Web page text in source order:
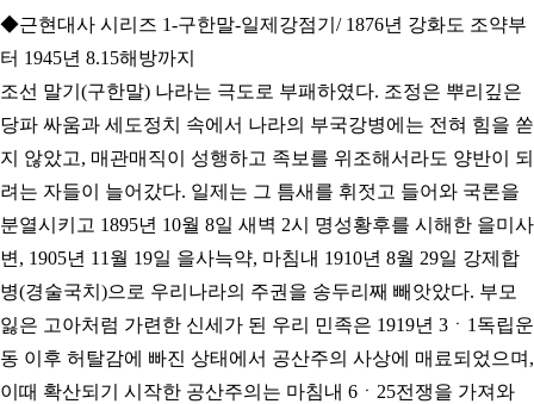
◆근현대사 시리즈 1-구한말-일제강점기/ 1876년 강화도 조약부
터 1945년 8.15해방까지
조선 말기(구한말) 나라는 극도로 부패하였다. 조정은 뿌리깊은
당파 싸움과 세도정치 속에서 나라의 부국강병에는 전혀 힘을 쏟
지 않았고, 매관매직이 성행하고 족보를 위조해서라도 양반이 되
려는 자들이 늘어갔다. 일제는 그 틈새를 휘젓고 들어와 국론을
분열시키고 1895년 10월 8일 새벽 2시 명성황후를 시해한 을미사
변, 1905년 11월 19일 을사늑약, 마침내 1910년 8월 29일 강제합
병(경술국치)으로 우리나라의 주권을 송두리째 빼앗았다. 부모
잃은 고아처럼 가련한 신세가 된 우리 민족은 1919년 3ㆍ1독립운
동 이후 허탈감에 빠진 상태에서 공산주의 사상에 매료되었으며,
이때 확산되기 시작한 공산주의는 마침내 6ㆍ25전쟁을 가져와